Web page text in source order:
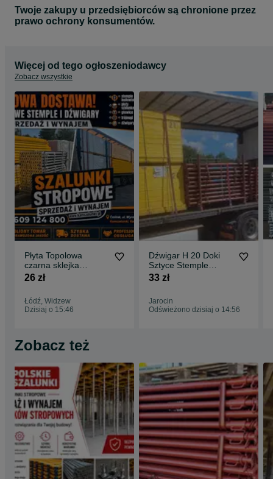
Twoje zakupy u przedsiębiorców są chronione przez
prawo ochrony konsumentów.
Więcej od tego ogłoszeniodawcy
Zobacz wszystkie
Płyta Topolowa
czarna sklejka
szalunkowa stemple
krzyżowa Trójnogi
Korony stojak
Szalunki
26 zł
Łódź, Widzew
Dzisiaj o 15:46
Dźwigar H 20 Doki
Sztyce Stemple
Budowlane Podpory
33 zł
Jarocin
Odświeżono dzisiaj o 14:56
Zobacz też